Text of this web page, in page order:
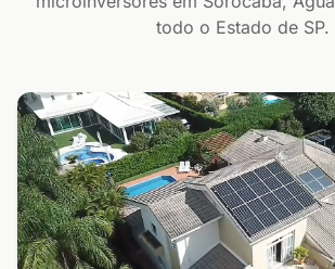
todo o Estado de SP.